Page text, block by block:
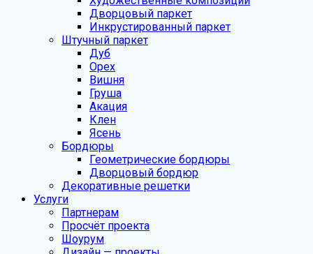
Дворцовый паркет
Инкрустированный паркет
Штучный паркет
Дуб
Орех
Вишня
Груша
Акация
Клен
Ясень
Бордюры
Геометрические бордюры
Дворцовый бордюр
Декоративные решетки
Услуги
Партнерам
Просчёт проекта
Шоурум